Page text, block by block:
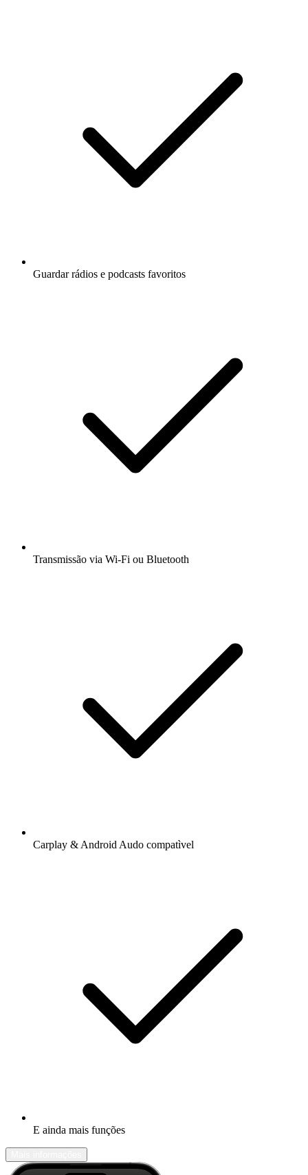
Guardar rádios e podcasts favoritos
Transmissão via Wi-Fi ou Bluetooth
Carplay & Android Audo compatìvel
E ainda mais funções